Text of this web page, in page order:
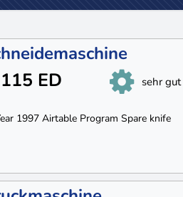
ED sehr
1997 Airtable Program Spare knife